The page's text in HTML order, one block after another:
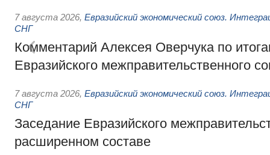
7 августа 2026, Евразийский экономический союз.
СНГ
Комментарий Алексея Оверчука по
Евразийского межправительственного
7 августа 2026, Евразийский экономический союз.
СНГ
Заседание Евразийского
расширенном составе